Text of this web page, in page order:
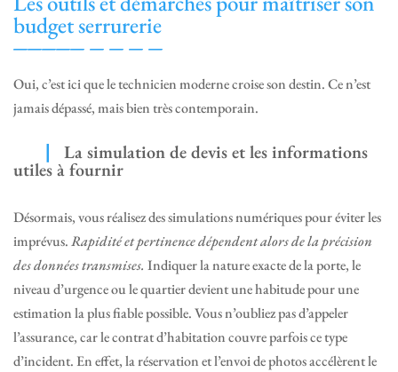
budget serrurerie
Oui, c’est ici que le technicien moderne croise son destin. Ce n’est
jamais dépassé, mais bien très contemporain.
La simulation de devis et les informations
utiles à fournir
Désormais, vous réalisez des simulations numériques pour éviter les
imprévus.Rapidité et pertinence dépendent alors de la précision
des données transmises. Indiquer la nature exacte de la porte, le
niveau d’urgence ou le quartier devient une habitude pour une
estimation la plus fiable possible. Vous n’oubliez pas d’appeler
l’assurance, car le contrat d’habitation couvre parfois ce type
d’incident. En effet, la réservation et l’envoi de photos accélèrent le